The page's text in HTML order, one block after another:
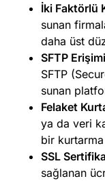
İki Faktörlü
sunan
daha üst
SFTP
SFTP
sunan
Felaket
ya da veri
bir
SSL
sağlanan